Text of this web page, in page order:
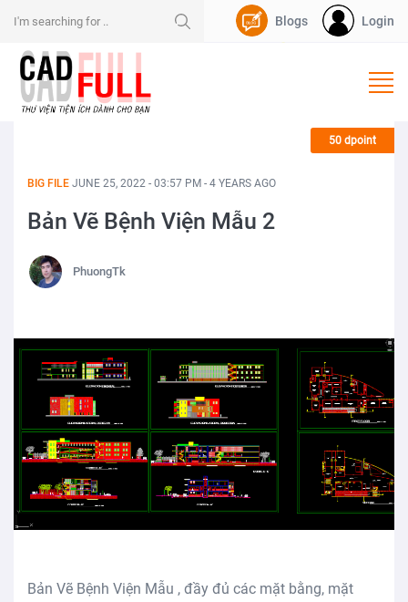
Login
Blogs
BIG FILE JUNE 25, 2022 - 03:57 PM - 4 YEARS AGO
Bản Vẽ Bệnh Viện Mẫu 2
PhuongTk
50 dpoint
Bản Vẽ Bệnh Viện Mẫu , đầy đủ các mặt bằng, mặt